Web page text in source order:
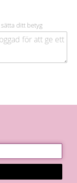
ditt betyg